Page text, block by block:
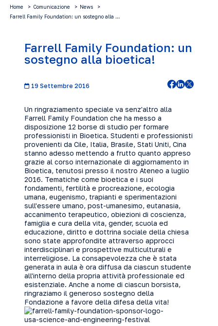
Home Comunicazione
News
Farrell Family Foundation: un sostegno alla …
Farrell Family Foundation: un
sostegno alla bioetica!
19 Settembre 2016
Un ringraziamento speciale va senz'altro alla
Farrell Family Foundation che ha messo a
disposizione 12 borse di studio per formare
professionisti in Bioetica. Studenti e professionisti
provenienti da Cile, Italia, Brasile, Stati Uniti, Cina
stanno adesso mettendo a frutto quanto appreso
grazie al corso internazionale di aggiornamento in
Bioetica, tenutosi presso il nostro Ateneo a luglio
2016. Tematiche come bioetica e i suoi
fondamenti, fertilità e procreazione, ecologia
umana, eugenismo, trapianti e sperimentazioni
sull'essere umano, post-umanesimo, eutanasia,
accanimento terapeutico, obiezioni di coscienza,
famiglia e cura della vita, gender, scuola ed
educazione, diritto e dottrina sociale della chiesa
sono state approfondite attraverso approcci
interdisciplinari e prospettive multiculturali e
interreligiose. La consapevolezza che è stata
generata in aula è ora diffusa da ciascun studente
all'interno della propria attività professionale ed
esistenziale. Anche a nome di ciascun borsista,
ringraziamo il generoso sostegno della
Fondazione a favore della difesa della vita!